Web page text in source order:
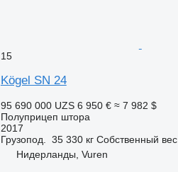
15
Kögel SN 24
95 690 000 UZS 6 950 € ≈ 7 982 $
Полуприцеп штора
2017
Грузопод.
35 330 кг Собственный вес
Нидерланды, Vuren